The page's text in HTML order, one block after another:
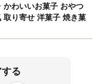
かわいいお菓子 おやつ
取り寄せ 洋菓子 焼き菓
る